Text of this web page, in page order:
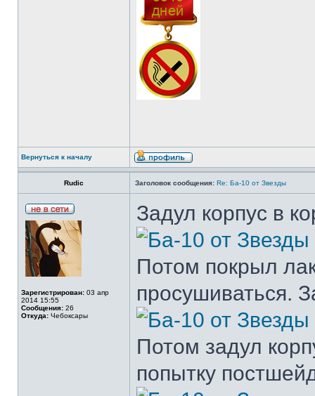
Вернуться к началу
Rudic Заголовок сообщения: Re: Ба-10 от Звезды
Зарегистрирован: 03 апр
2014 15:55
Сообщения: 26
Откуда: Чебоксары
Задул корпус в
Потом покрыл
просушиваться.
Потом задул
попытку